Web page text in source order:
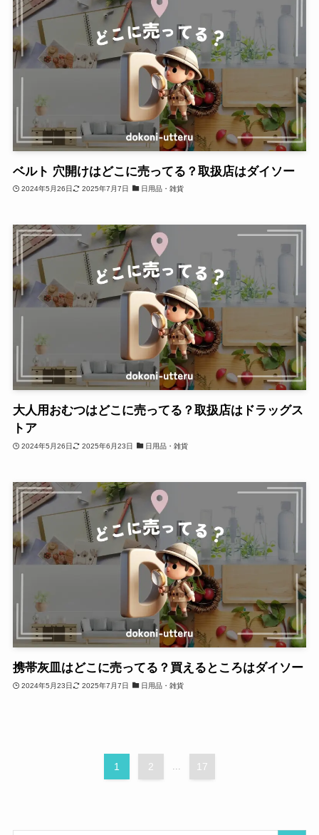
ベルト 穴開けはどこに売ってる？取扱店はダイソー
2024年5月26日 2025年7月7日 日用品・雑貨
大人用おむつはどこに売ってる？取扱店はドラッグス
トア
2024年5月26日 2025年6月23日 日用品・雑貨
携帯灰皿はどこに売ってる？買えるところはダイソー
2024年5月23日 2025年7月7日 日用品・雑貨
1 2 ... 17